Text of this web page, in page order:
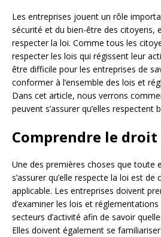
Les entreprises jouent un rôle
sécurité et du bien-être des citoyens,
respecter la loi. Comme tous les
respecter les lois qui régissent leur
être difficile pour les entreprises de
conformer à l’ensemble des lois et
Dans cet article, nous verrons
peuvent s’assurer qu’elles respectent
Comprendre le
Une des premières choses que toute
s’assurer qu’elle respecte la loi est
applicable. Les entreprises doivent
d’examiner les lois et
secteurs d’activité afin de savoir
Elles doivent également se